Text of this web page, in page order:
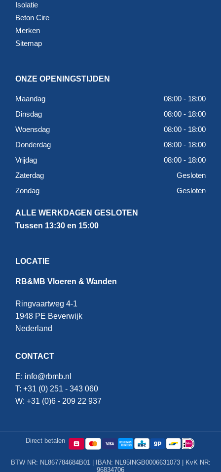
Isolatie
Beton Cire
Merken
Sitemap
ONZE OPENINGSTIJDEN
Maandag
08:00 - 18:00
Dinsdag
08:00 - 18:00
Woensdag
08:00 - 18:00
Donderdag
08:00 - 18:00
Vrijdag
08:00 - 18:00
Zaterdag
Gesloten
Zondag
Gesloten
ALLE WERKDAGEN GESLOTEN
Tussen 13:30 en 15:00
LOCATIE
RB&MB Vloeren & Wanden
Ringvaartweg 4-1
1948 PE Beverwijk
Nederland
CONTACT
E: info@rbmb.nl
T: +31 (0) 251 - 343 060
W: +31 (0)6 - 209 22 937
Direct betalen
BTW NR: NL867784684B01 | IBAN: NL95INGB0006631073 | KvK NR:
96834706